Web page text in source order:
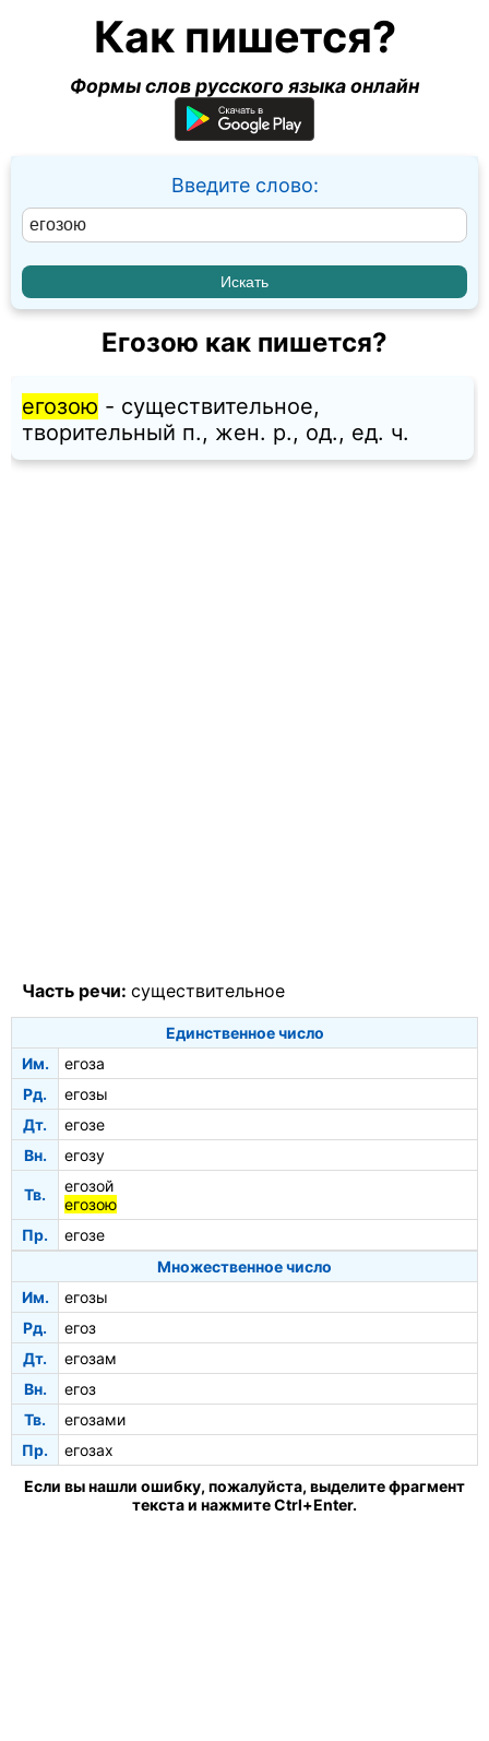
Как пишется?
Формы слов русского языка онлайн
Введите слово:
Егозою как пишется?
егозою - существительное,
творительный п., жен. p., од., ед. ч.
Часть речи: существительное
Единственное число
Им.
егоза
Рд.
егозы
Дт.
егозе
Вн.
егозу
Тв.
егозой
егозою
Пр.
егозе
Множественное число
Им.
егозы
Рд.
егоз
Дт.
егозам
Вн.
егоз
Тв.
егозами
Пр.
егозах
Если вы нашли ошибку, пожалуйста, выделите фрагмент
текста и нажмите Ctrl+Enter.